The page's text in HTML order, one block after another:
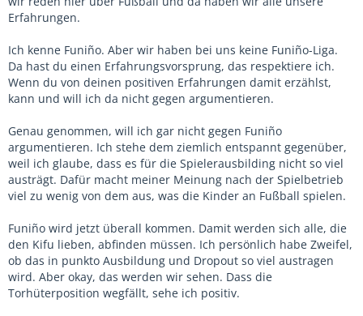
Erfahrungen.
Ich kenne Funiño. Aber wir haben bei uns keine Funiño-Liga.
Da hast du einen Erfahrungsvorsprung, das respektiere ich.
Wenn du von deinen positiven Erfahrungen damit erzählst,
kann und will ich da nicht gegen argumentieren.
Genau genommen, will ich gar nicht gegen Funiño
argumentieren. Ich stehe dem ziemlich entspannt gegenüber,
weil ich glaube, dass es für die Spielerausbilding nicht so viel
austrägt. Dafür macht meiner Meinung nach der Spielbetrieb
viel zu wenig von dem aus, was die Kinder an Fußball spielen.
Funiño wird jetzt überall kommen. Damit werden sich alle, die
den Kifu lieben, abfinden müssen. Ich persönlich habe Zweifel,
ob das in punkto Ausbildung und Dropout so viel austragen
wird. Aber okay, das werden wir sehen. Dass die
Torhüterposition wegfällt, sehe ich positiv.